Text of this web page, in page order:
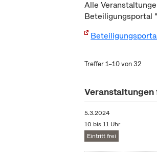
Alle
Beteiligungsportal
Treffer 1–10 von 32
5.3.2024
10 bis 11 Uhr
Eintritt frei